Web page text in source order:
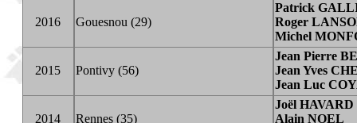
2016 Gouesnou (29)
Patrick
Roger
Michel
2015 Pontivy (56)
Jean Pierre
Jean Yves
Jean Luc
2014 Rennes (35)
Joël HAVARD
Alain NOEL